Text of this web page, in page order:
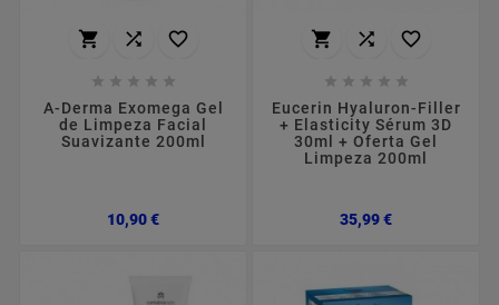
  
    
A-Derma Exomega Gel
de Limpeza Facial
Suavizante 200ml
10,90 €Preço
  
    
Eucerin Hyaluron-Filler
+ Elasticity Sérum 3D
30ml + Oferta Gel
Limpeza 200ml
35,99 €Preço